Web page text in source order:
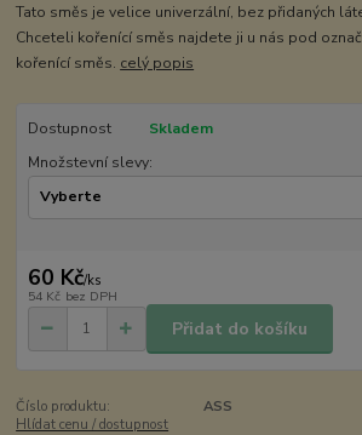
Tato směs je velice univerzální, bez přidaných
Chceteli kořenící směs najdete ji u nás pod
kořenící směs. celý popis
Dostupnost
Skladem
Množstevní slevy:
60 Kč/ks
54 Kč bez DPH
Přidat do košíku
Číslo produktu:
ASS
Hlídat cenu / dostupnost